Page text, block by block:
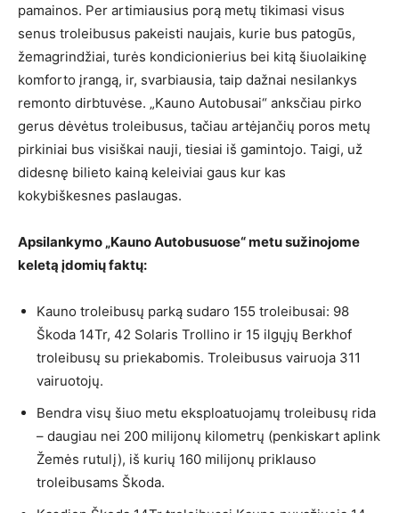
pamainos. Per artimiausius porą metų tikimasi visus
senus troleibusus pakeisti naujais, kurie bus patogūs,
žemagrindžiai, turės kondicionierius bei kitą šiuolaikinę
komforto įrangą, ir, svarbiausia, taip dažnai nesilankys
remonto dirbtuvėse. „Kauno Autobusai“ anksčiau pirko
gerus dėvėtus troleibusus, tačiau artėjančių poros metų
pirkiniai bus visiškai nauji, tiesiai iš gamintojo. Taigi, už
didesnę bilieto kainą keleiviai gaus kur kas
kokybiškesnes paslaugas.
Apsilankymo „Kauno Autobusuose“ metu sužinojome
keletą įdomių faktų:
Kauno troleibusų parką sudaro 155 troleibusai: 98
Škoda 14Tr, 42 Solaris Trollino ir 15 ilgųjų Berkhof
troleibusų su priekabomis. Troleibusus vairuoja 311
vairuotojų.
Bendra visų šiuo metu eksploatuojamų troleibusų rida
– daugiau nei 200 milijonų kilometrų (penkiskart aplink
Žemės rutulį), iš kurių 160 milijonų priklauso
troleibusams Škoda.